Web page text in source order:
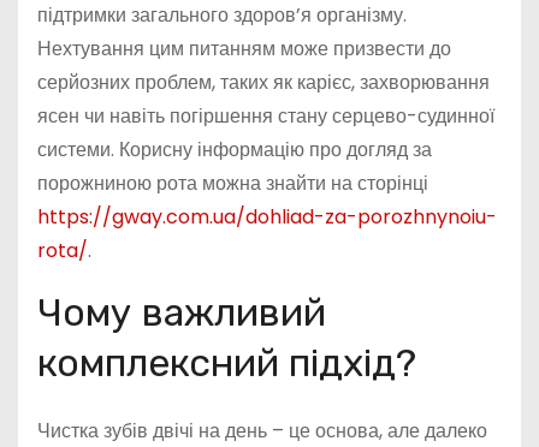
підтримки загального здоров’я організму.
Нехтування цим питанням може призвести до
серйозних проблем, таких як карієс, захворювання
ясен чи навіть погіршення стану серцево-судинної
системи. Корисну інформацію про догляд за
порожниною рота можна знайти на сторінці
https://gway.com.ua/dohliad-za-porozhnynoiu-
rota/.
Чому важливий
комплексний підхід?
Чистка зубів двічі на день – це основа, але далеко